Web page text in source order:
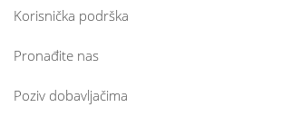
Korisnička podrška
Pronađite nas
Poziv dobavljačima